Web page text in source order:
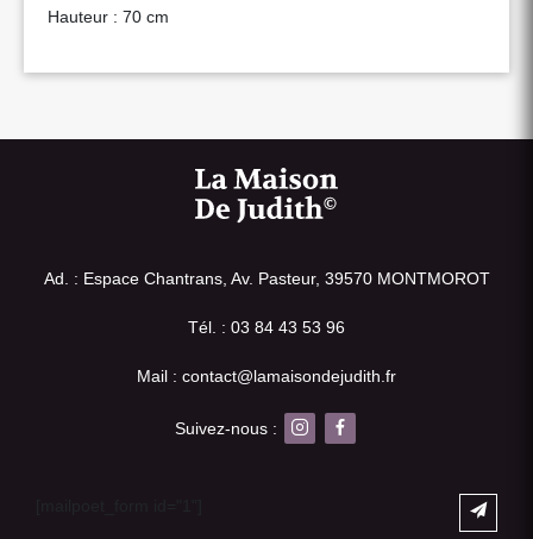
Hauteur : 70 cm
Ad. : Espace Chantrans, Av. Pasteur, 39570 MONTMOROT
Tél. : 03 84 43 53 96
Mail : contact@lamaisondejudith.fr
Suivez-nous :